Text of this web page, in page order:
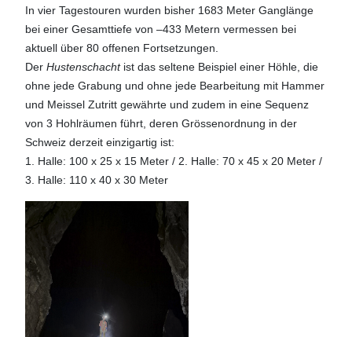
In vier Tagestouren wurden bisher 1683 Meter Ganglänge
bei einer Gesamttiefe von –433 Metern vermessen bei
aktuell über 80 offenen Fortsetzungen.
Der Hustenschachtist das seltene Beispiel einer Höhle, die
ohne jede Grabung und ohne jede Bearbeitung mit Hammer
und Meissel Zutritt gewährte und zudem in eine Sequenz
von 3 Hohlräumen führt, deren Grössenordnung in der
Schweiz derzeit einzigartig ist:
1. Halle: 100 x 25 x 15 Meter / 2. Halle: 70 x 45 x 20 Meter /
3. Halle: 110 x 40 x 30 Meter